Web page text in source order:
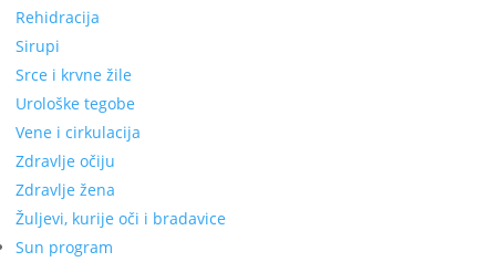
Rehidracija
Sirupi
Srce i krvne žile
Urološke tegobe
Vene i cirkulacija
Zdravlje očiju
Zdravlje žena
Žuljevi, kurije oči i bradavice
Sun program